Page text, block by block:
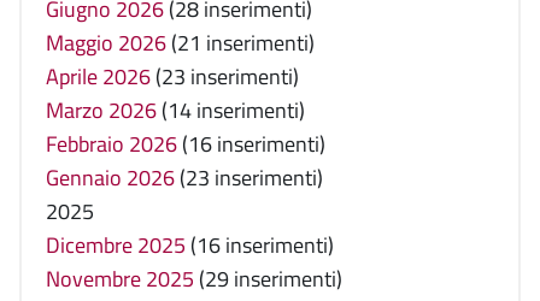
Giugno 2026(28 inserimenti)
Maggio 2026(21 inserimenti)
Aprile 2026(23 inserimenti)
Marzo 2026(14 inserimenti)
Febbraio 2026(16 inserimenti)
Gennaio 2026(23 inserimenti)
2025
Dicembre 2025 (16 inserimenti)
Novembre 2025 (29 inserimenti)